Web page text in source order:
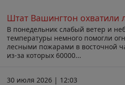
Штат Вашингтон охватили
В понедельник слабый ветер и
температуры немного помогли
лесными пожарами в восточной
из-за которых 60000...
30 июля 2026 | 12:03